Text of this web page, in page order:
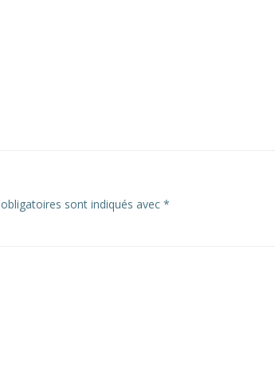
sont indiqués avec *